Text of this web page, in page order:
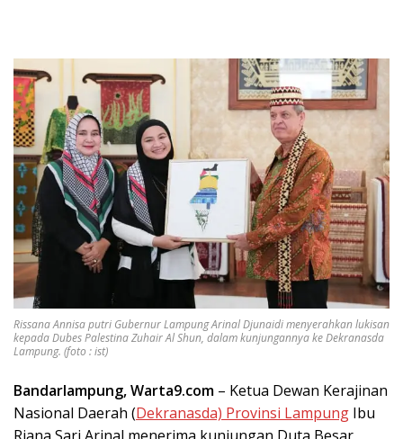
Rissana Annisa putri Gubernur Lampung Arinal Djunaidi menyerahkan lukisan
kepada Dubes Palestina Zuhair Al Shun, dalam kunjungannya ke Dekranasda
Lampung. (foto : ist)
Bandarlampung, Warta9.com – Ketua Dewan Kerajinan
Nasional Daerah (Dekranasda) Provinsi Lampung Ibu